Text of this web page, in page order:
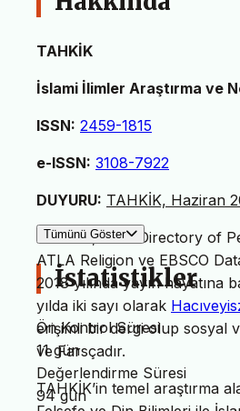
TAHKİK
İslami İlimler Araştırma ve
ISSN: 2459-1815
e-ISSN: 3108-7922
DUYURU: TAHKİK, Haziran
TAHKİK, MLA Directory of
ATLA Religion ve EBSCO
2018 yılında yayın
yılda iki sayı olarak
erişimli bir dergi olup sosyal
ve Farsçadır.
TAHKİK’in temel araştırma
Tümünü Göster
İstatistikler
Ön Kontrol Süresi
11 gün
Değerlendirme Süresi
94 gün